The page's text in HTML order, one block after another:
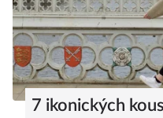
7 ikonických